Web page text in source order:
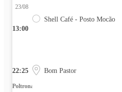
13:00
23/08
Shell Café - Posto Mocão
22:25 Bom Pastor
Poltrona